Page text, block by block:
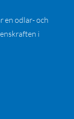
en odlar- och
i